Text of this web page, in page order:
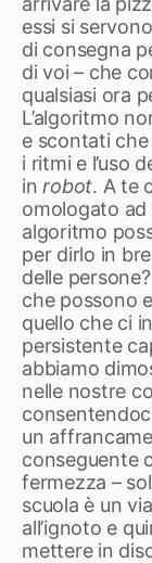
essi si
di consegna
di voi – che
qualsiasi ora
L’algoritmo
e scontati
i ritmi e l’uso
inrobot. A te
omologato
algoritmo
per dirlo in
delle
che possono
quello che ci
persistente
abbiamo
nelle nostre
un
conseguente
fermezza –
scuola è un
all’ignoto e
mettere in